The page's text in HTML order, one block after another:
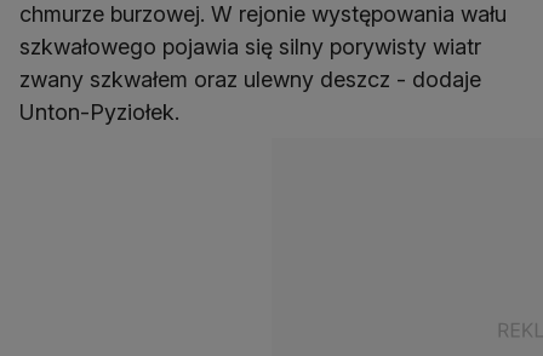
chmurze burzowej. W rejonie występowania wału
szkwałowego pojawia się silny porywisty wiatr
zwany szkwałem oraz ulewny deszcz - dodaje
Unton-Pyziołek.